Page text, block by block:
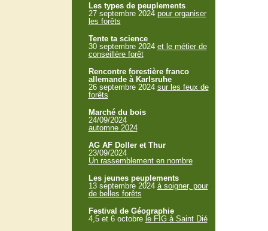
Les types de peuplements
27 septembre 2024 pour organiser
les forêts
Tente ta science
30 septembre 2024 et le métier de
conseillère forêt
Rencontre forestière franco
allemande à Karlsruhe
26 septembre 2024 sur les feux de
forêts
Marché du bois
24/09/2024
automne 2024
AG AF Doller et Thur
23/09/2024
Un rassemblement en nombre
Les jeunes peuplements
13 septembre 2024 à soigner, pour
de belles forêts
Festival de Géographie
4,5 et 6 octobre le FIG à Saint Dié